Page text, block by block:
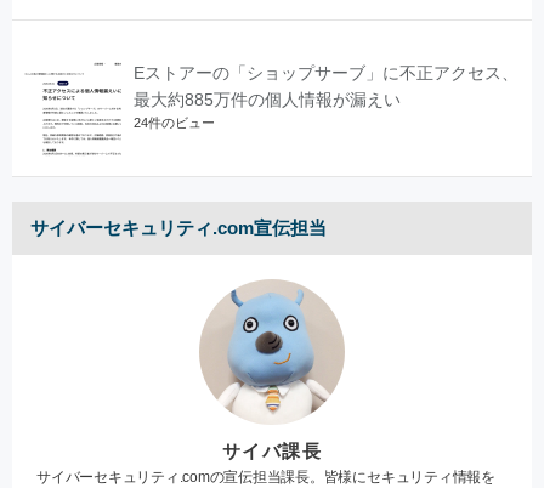
Eストアーの「ショップサーブ」に不正アクセス、
最大約885万件の個人情報が漏えい
24件のビュー
サイバーセキュリティ.com宣伝担当
サイバ課長
サイバーセキュリティ.comの宣伝担当課長。皆様にセキュリティ情報を